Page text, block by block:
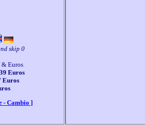
skip 0
:  1500 Frs * 228.67 Euros
- Cambio ]